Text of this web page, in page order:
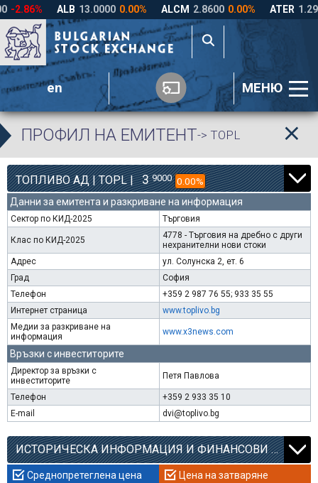
en МЕНЮ
ПРОФИЛ НА ЕМИТЕНТ-> TOPL
ТОПЛИВО АД | TOPL | 3 9000 0.00%
Данни за емитента и разкриване на информация
Сектор по КИД-2025 Търговия
Клас по КИД-2025
4778 - Търговия на дребно с други
нехранителни нови стоки
Адрес
ул. Солунска 2, ет. 6
Град
София
Телефон
+359 2 987 76 55; 933 35 55
Интернет страница
www.toplivo.bg
Медии за разкриване на
информация
www.x3news.com
Връзки с инвеститорите
Директор за връзки с
инвеститорите
Петя Павлова
Телефон
+359 2 933 35 10
E-mail
dvi@toplivo.bg
ИСТОРИЧЕСКА ИНФОРМАЦИЯ И ФИНАНСОВИ КОЕФИЦИЕНТИ
Среднопретеглена цена Цена на затваряне